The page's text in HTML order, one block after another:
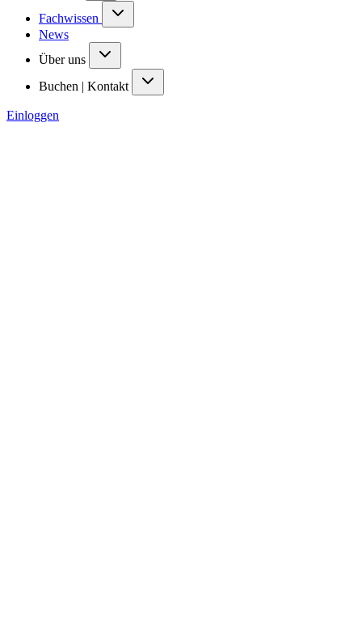
Fachwissen
News
Über uns
Buchen | Kontakt
Einloggen